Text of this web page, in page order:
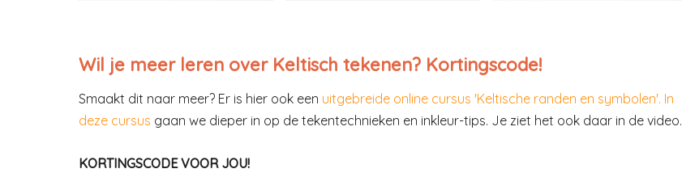
Wil je meer leren over Keltisch tekenen? Kortingscode!
Smaakt dit naar meer? Er is hier ook een uitgebreide online cursus 'Keltische randen en symbolen'. In
deze cursus gaan we dieper in op de tekentechnieken en inkleur-tips. Je ziet het ook daar in de video.
KORTINGSCODE VOOR JOU!